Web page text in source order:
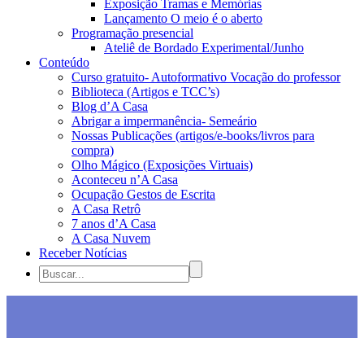
Exposição Tramas e Memórias
Lançamento O meio é o aberto
Programação presencial
Ateliê de Bordado Experimental/Junho
Conteúdo
Curso gratuito- Autoformativo Vocação do professor
Biblioteca (Artigos e TCC’s)
Blog d’A Casa
Abrigar a impermanência- Semeário
Nossas Publicações (artigos/e-books/livros para
compra)
Olho Mágico (Exposições Virtuais)
Aconteceu n’A Casa
Ocupação Gestos de Escrita
A Casa Retrô
7 anos d’A Casa
A Casa Nuvem
Receber Notícias